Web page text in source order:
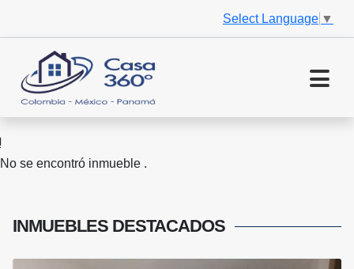
Select Language ▼
No se encontró inmueble .
INMUEBLES DESTACADOS